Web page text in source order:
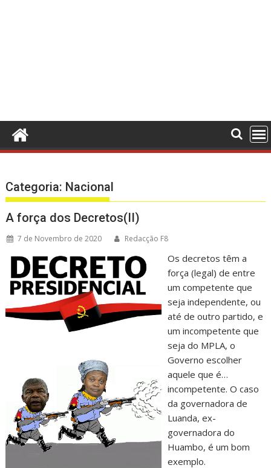
Categoria: Nacional
A força dos Decretos(II)
7 de Novembro de 2020 Redacção F8
Os decretos têm a
força (legal) de entre
um competente que
seja independente, ou
até de outro partido, e
um incompetente que
seja do MPLA, o
Governo escolher
aquele que é…
incompetente. O caso
da governadora de
Luanda, ex-
governadora do
Huambo, é um bom
exemplo.